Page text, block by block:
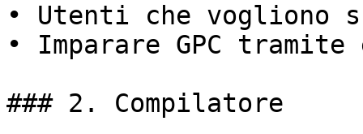
• Utenti che
• Imparare GPC tramite
### 2. Compilatore